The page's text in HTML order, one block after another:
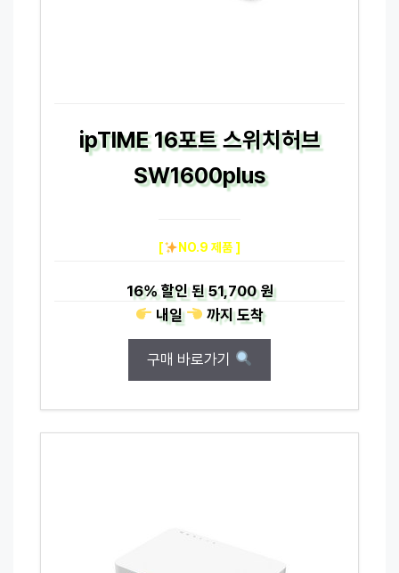
ipTIME 16포트 스위치허브
SW1600plus
[ NO.9 제품 ]
16%할인 된51,700 원
내일
까지도착
구매 바로가기